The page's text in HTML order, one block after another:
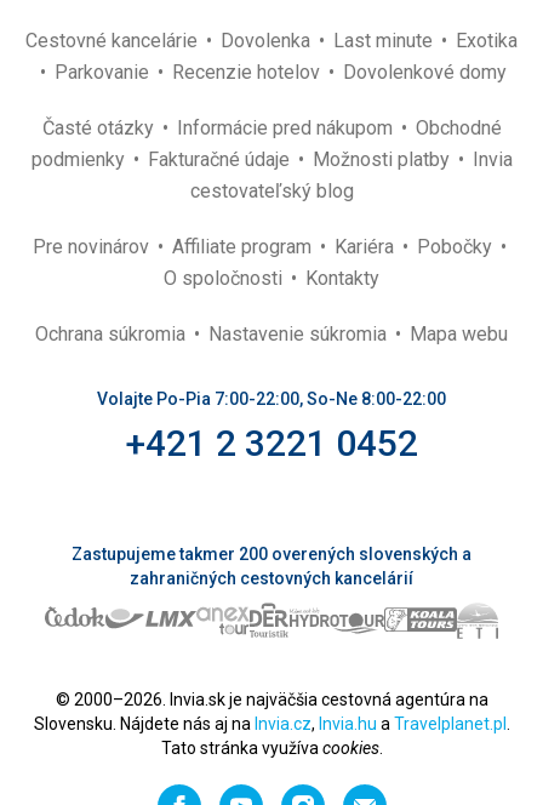
Cestovné kancelárie Dovolenka Last minute
Exotika
Parkovanie
Recenzie hotelov Dovolenkové domy
Časté otázky Informácie pred nákupom
Obchodné
podmienky
Fakturačné údaje Možnosti platby
Invia
cestovateľský blog
Pre novinárov Affiliate program Kariéra
Pobočky
O spoločnosti
Kontakty
Ochrana súkromia Nastavenie súkromia Mapa webu
Volajte Po-Pia 7:00-22:00, So-Ne 8:00-22:00
+421 2 3221 0452
Zastupujeme takmer 200 overených slovenských a
zahraničných cestovných kancelárií
© 2000–2026. Invia.sk je najväčšia cestovná agentúra na
Slovensku. Nájdete nás aj na Invia.cz, Invia.hu a Travelplanet.pl
Tato stránka využíva cookies.